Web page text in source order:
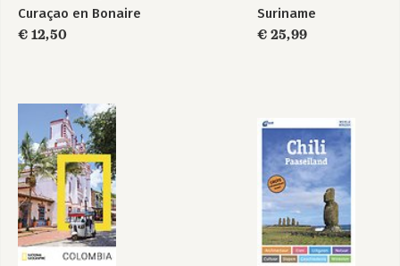
Bekijk alle boeken
Curaçao en Bonaire
€ 12,50
Suriname
€ 25,99